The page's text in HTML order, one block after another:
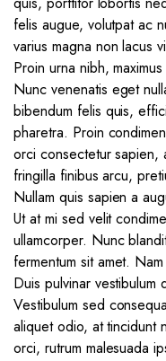
felis augue, volutpat ac
varius magna non lacus
Proin urna nibh,
Nunc venenatis eget
bibendum felis quis,
pharetra. Proin
orci consectetur sapien,
fringilla finibus arcu,
Nullam quis sapien a
Ut at mi sed velit
ullamcorper. Nunc
fermentum sit amet.
Duis pulvinar
Vestibulum sed
aliquet odio, at tincidunt
orci, rutrum malesuada